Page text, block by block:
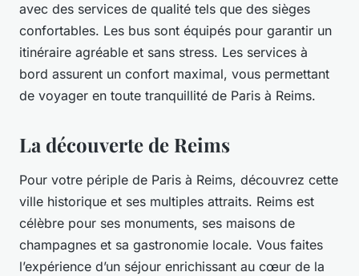
avec des services de qualité tels que des sièges
confortables. Les bus sont équipés pour garantir un
itinéraire agréable et sans stress. Les services à
bord assurent un confort maximal, vous permettant
de voyager en toute tranquillité de Paris à Reims.
La découverte de Reims
Pour votre périple de Paris à Reims, découvrez cette
ville historique et ses multiples attraits. Reims est
célèbre pour ses monuments, ses maisons de
champagnes et sa gastronomie locale. Vous faites
l’expérience d’un séjour enrichissant au cœur de la